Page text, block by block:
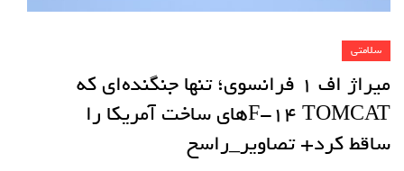
سلامتی
میراژ اف 1 فرانسوی؛ تنها جنگنده‌ای که
F-۱۴ TOMCATهای ساخت آمریکا را
ساقط کرد+ تصاویر_راسخ